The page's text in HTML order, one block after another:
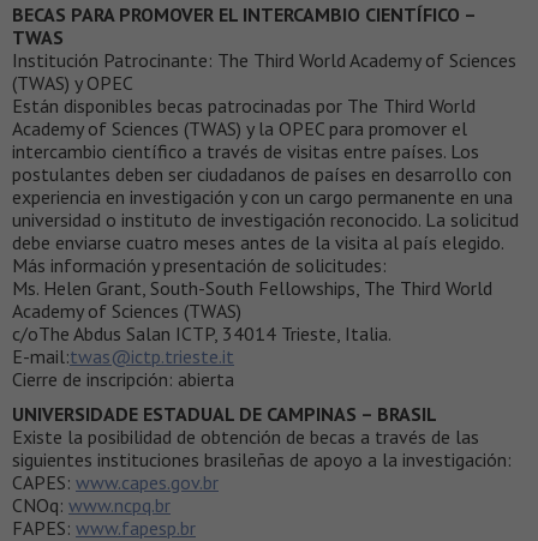
BECAS PARA PROMOVER EL INTERCAMBIO CIENTÍFICO –
TWAS
Institución Patrocinante: The Third World Academy of Sciences
(TWAS) y OPEC
Están disponibles becas patrocinadas por The Third World
Academy of Sciences (TWAS) y la OPEC para promover el
intercambio científico a través de visitas entre países. Los
postulantes deben ser ciudadanos de países en desarrollo con
experiencia en investigación y con un cargo permanente en una
universidad o instituto de investigación reconocido. La solicitud
debe enviarse cuatro meses antes de la visita al país elegido.
Más información y presentación de solicitudes:
Ms. Helen Grant, South-South Fellowships, The Third World
Academy of Sciences (TWAS)
c/oThe Abdus Salan ICTP, 34014 Trieste, Italia.
E-mail:twas@ictp.trieste.it
Cierre de inscripción: abierta
UNIVERSIDADE ESTADUAL DE CAMPINAS – BRASIL
Existe la posibilidad de obtención de becas a través de las
siguientes instituciones brasileñas de apoyo a la investigación:
CAPES: www.capes.gov.br
CNOq: www.ncpq.br
FAPES: www.fapesp.br